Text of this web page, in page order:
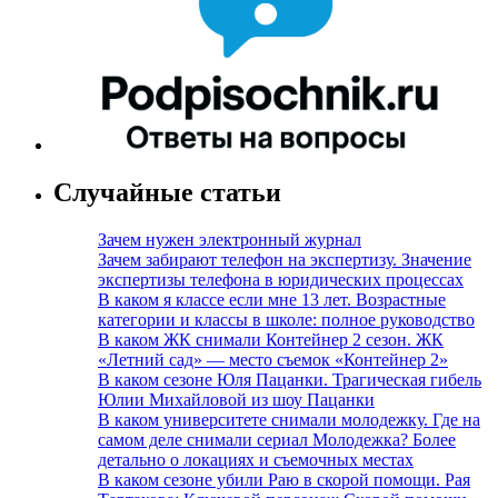
Случайные статьи
Зачем нужен электронный журнал
Зачем забирают телефон на экспертизу. Значение
экспертизы телефона в юридических процессах
В каком я классе если мне 13 лет. Возрастные
категории и классы в школе: полное руководство
В каком ЖК снимали Контейнер 2 сезон. ЖК
«Летний сад» — место съемок «Контейнер 2»
В каком сезоне Юля Пацанки. Трагическая гибель
Юлии Михайловой из шоу Пацанки
В каком университете снимали молодежку. Где на
самом деле снимали сериал Молодежка? Более
детально о локациях и съемочных местах
В каком сезоне убили Раю в скорой помощи. Рая